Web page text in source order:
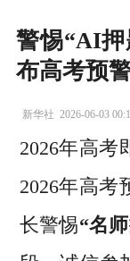
警惕“AI
布高考预
新华社 2026-06-03
2026年高考
2026年高考
长警惕“名